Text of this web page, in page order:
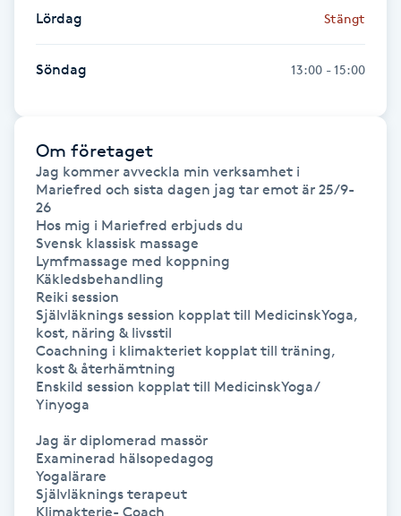
HIFU
Hollywood Peel
Hot Stone Massage
Hot yoga
Hudföryngring
Huduppstramning
Hudvård
Hyaluronsyra
Hypnos
Lördag Stängt
Söndag 13:00 - 15:00
Om företaget
Jag kommer avveckla min verksamhet i
Mariefred och sista dagen jag tar emot är 25/9-
26
Hos mig i Mariefred erbjuds du
Svensk klassisk massage
Lymfmassage med koppning
Käkledsbehandling
Reiki session
Självläknings session kopplat till MedicinskYoga,
kost, näring & livsstil
Coachning i klimakteriet kopplat till träning,
kost & återhämtning
Enskild session kopplat till MedicinskYoga/
Yinyoga
Jag är diplomerad massör
Examinerad hälsopedagog
Yogalärare
Självläknings terapeut
Klimakterie- Coach